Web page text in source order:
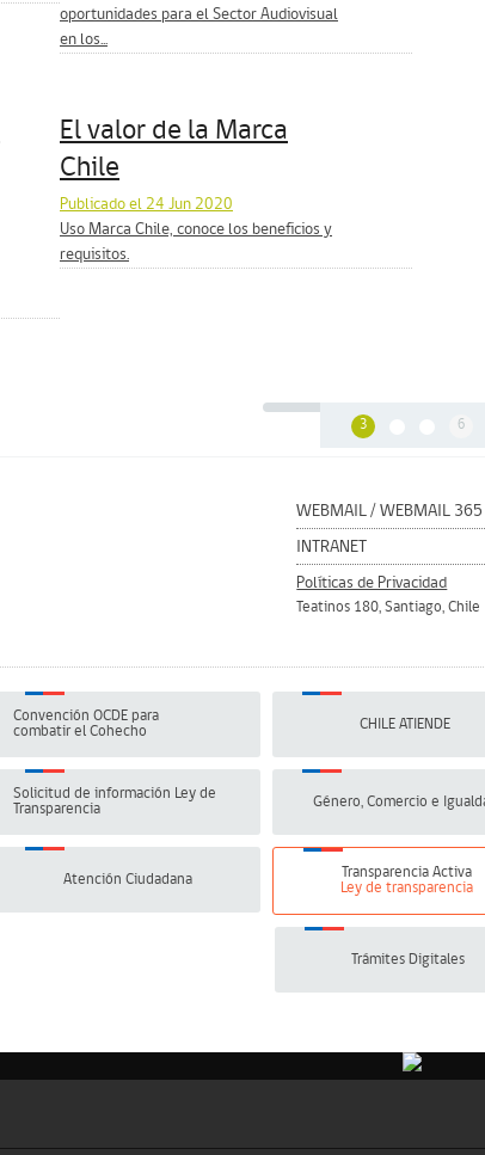
oportunidades para el Sector Audiovisual
en los...
El valor de la Marca
Chile
Publicado el 24 Jun 2020
Uso Marca Chile, conoce los beneficios y
requisitos.
3 6
WEBMAIL /WEBMAIL 365
INTRANET
Políticas de Privacidad
Teatinos 180, Santiago, Chile
Convención OCDE para
combatir el Cohecho
CHILE ATIENDE
Solicitud de información Ley de
Transparencia
Género, Comercio e
Atención Ciudadana
Transparencia Activa
Ley de transparencia
Trámites Digitales